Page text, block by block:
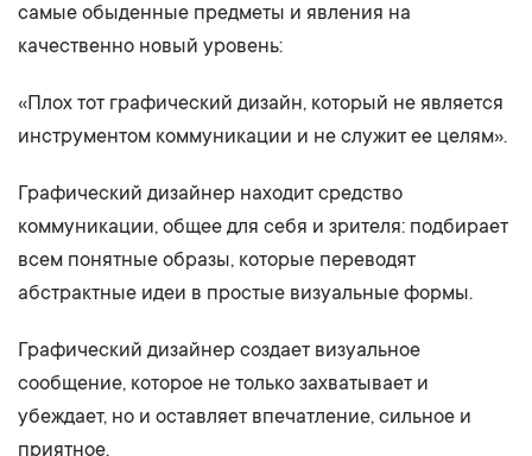
самые обыденные предметы и явления на
качественно новый уровень:
«Плох тот графический дизайн, который не является
инструментом коммуникации и не служит ее целям».
Графический дизайнер находит средство
коммуникации, общее для себя и зрителя: подбирает
всем понятные образы, которые переводят
абстрактные идеи в простые визуальные формы.
Графический дизайнер создает визуальное
сообщение, которое не только захватывает и
убеждает, но и оставляет впечатление, сильное и
приятное.